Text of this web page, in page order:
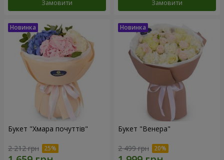
Замовити Замовити
Букет "Хмара почуттів"
2 212 грн
Букет "Венера"
2 499 грн